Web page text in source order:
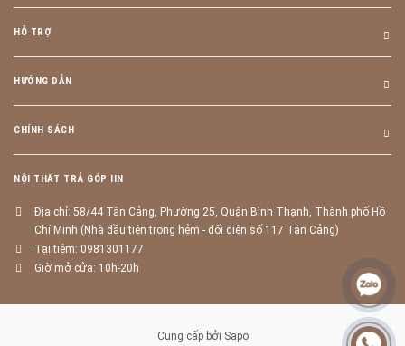
HỖ TRỢ
HƯỚNG DẪN
CHÍNH SÁCH
NỘI THẤT TRẢ GÓP IIN
Địa chỉ: 58/44 Tân Cảng, Phường 25, Quận Bình Thạnh, Thành phố Hồ
Chí Minh (Nhà đầu tiên trong hẻm - đối diện số 117 Tân Cảng)
Tại tiệm: 0981301177
Giờ mở cửa: 10h-20h
Cung cấp bởi Sapo